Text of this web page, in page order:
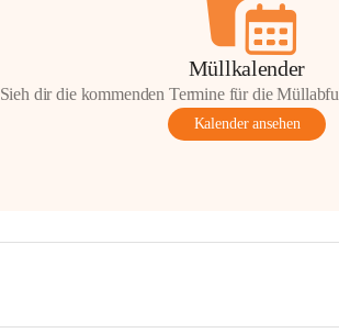
Müllkalender
Sieh dir die kommenden Termine für die
Kalender ansehen